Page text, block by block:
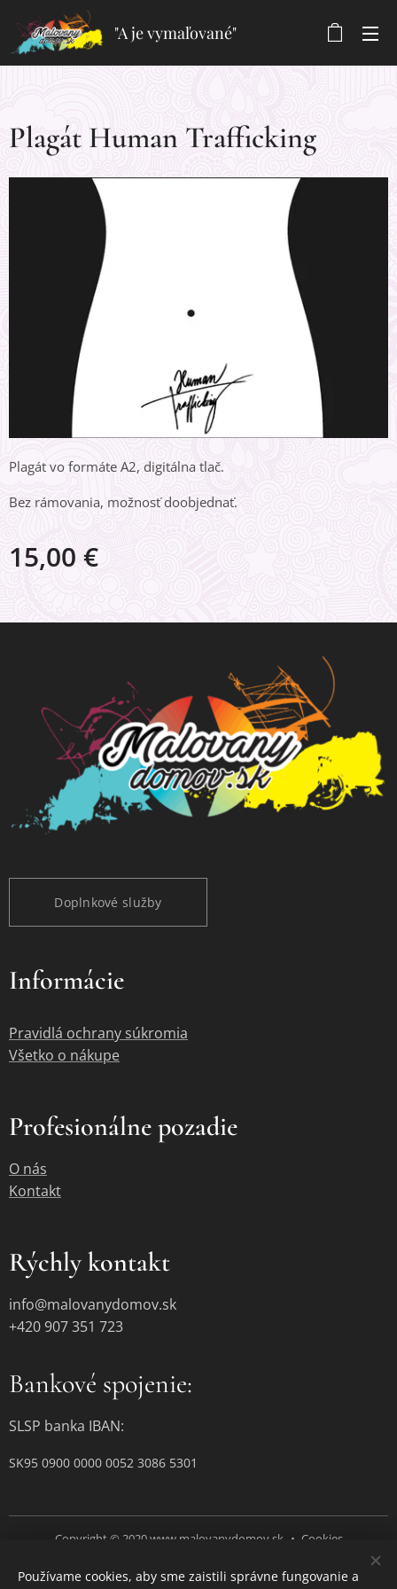
"A je vymaľované"
Plagát Human Trafficking
Plagát vo formáte A2, digitálna tlač.
Bez rámovania, možnosť doobjednať.
15,00 €
Doplnkové služby
Informácie
Pravidlá ochrany súkromia
Všetko o nákupe
Profesionálne pozadie
O nás
Kontakt
Rýchly kontakt
info@malovanydomov.sk
+420 907 351 723
Bankové spojenie:
SLSP banka IBAN:
SK95 0900 0000 0052 3086 5301
Copyright © 2020 www.malovanydomov.sk Cookies
Jazyky
Používame cookies, aby sme zaistili správne fungovanie a